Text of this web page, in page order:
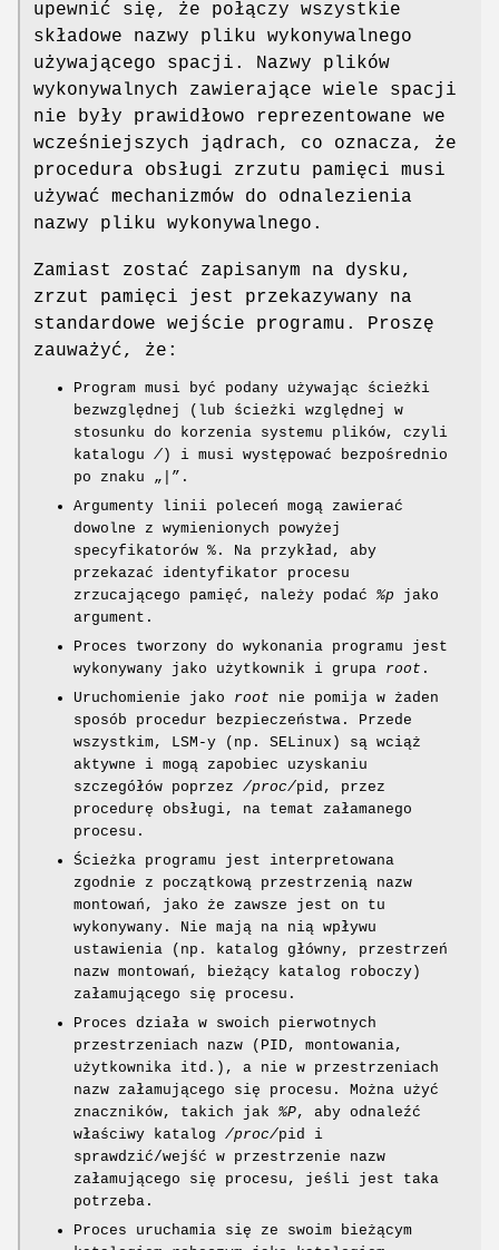
upewnić się, że połączy wszystkie
składowe nazwy pliku wykonywalnego
używającego spacji. Nazwy plików
wykonywalnych zawierające wiele spacji
nie były prawidłowo reprezentowane we
wcześniejszych jądrach, co oznacza, że
procedura obsługi zrzutu pamięci musi
używać mechanizmów do odnalezienia
nazwy pliku wykonywalnego.
Zamiast zostać zapisanym na dysku,
zrzut pamięci jest przekazywany na
standardowe wejście programu. Proszę
zauważyć, że:
Program musi być podany używając ścieżki
bezwzględnej (lub ścieżki względnej w
stosunku do korzenia systemu plików, czyli
katalogu / ) i musi występować bezpośrednio
po znaku „|”.
Argumenty linii poleceń mogą zawierać
dowolne z wymienionych powyżej
specyfikatorów %. Na przykład, aby
przekazać identyfikator procesu
zrzucającego pamięć, należy podać %p jako
argument.
Proces tworzony do wykonania programu jest
wykonywany jako użytkownik i grupa root .
Uruchomienie jako root nie pomija w żaden
sposób procedur bezpieczeństwa. Przede
wszystkim, LSM-y (np. SELinux) są wciąż
aktywne i mogą zapobiec uzyskaniu
szczegółów poprzez /proc/pid, przez
procedurę obsługi, na temat załamanego
procesu.
Ścieżka programu jest interpretowana
zgodnie z początkową przestrzenią nazw
montowań, jako że zawsze jest on tu
wykonywany. Nie mają na nią wpływu
ustawienia (np. katalog główny, przestrzeń
nazw montowań, bieżący katalog roboczy)
załamującego się procesu.
Proces działa w swoich pierwotnych
przestrzeniach nazw (PID, montowania,
użytkownika itd.), a nie w przestrzeniach
nazw załamującego się procesu. Można użyć
znaczników, takich jak %P, aby odnaleźć
właściwy katalog /proc/pid i
sprawdzić/wejść w przestrzenie nazw
załamującego się procesu, jeśli jest taka
potrzeba.
Proces uruchamia się ze swoim bieżącym